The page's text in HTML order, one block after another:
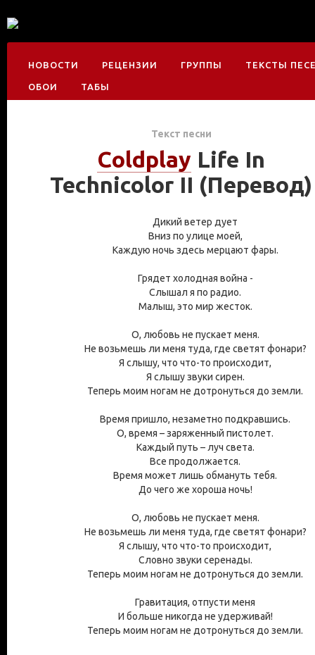
НОВОСТИ РЕЦЕНЗИИ ГРУППЫ ТЕКСТЫ
ОБОИ ТАБЫ
Текст песни
Coldplay Life In
Technicolor II (Перевод)
Дикий ветер дует
Вниз по улице моей,
Каждую ночь здесь мерцают фары.
Грядет холодная война -
Слышал я по радио.
Малыш, это мир жесток.
О, любовь не пускает меня.
Не возьмешь ли меня туда, где светят фонари?
Я слышу, что что-то происходит,
Я слышу звуки сирен.
Теперь моим ногам не дотронуться до земли.
Время пришло, незаметно подкравшись.
О, время – заряженный пистолет.
Каждый путь – луч света.
Все продолжается.
Время может лишь обмануть тебя.
До чего же хороша ночь!
О, любовь не пускает меня.
Не возьмешь ли меня туда, где светят фонари?
Я слышу, что что-то происходит,
Словно звуки серенады.
Теперь моим ногам не дотронуться до земли.
Гравитация, отпусти меня
И больше никогда не удерживай!
Теперь моим ногам не дотронуться до земли.